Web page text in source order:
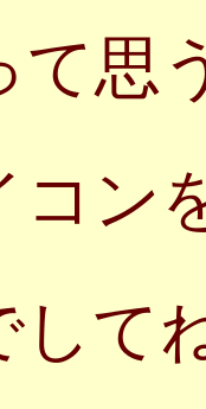
て思
コン
して